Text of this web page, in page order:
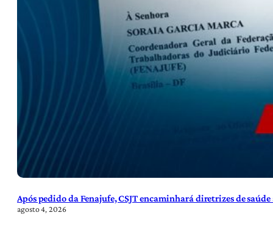
Após pedido da Fenajufe, CSJT encaminhará diretrizes de
agosto 4, 2026